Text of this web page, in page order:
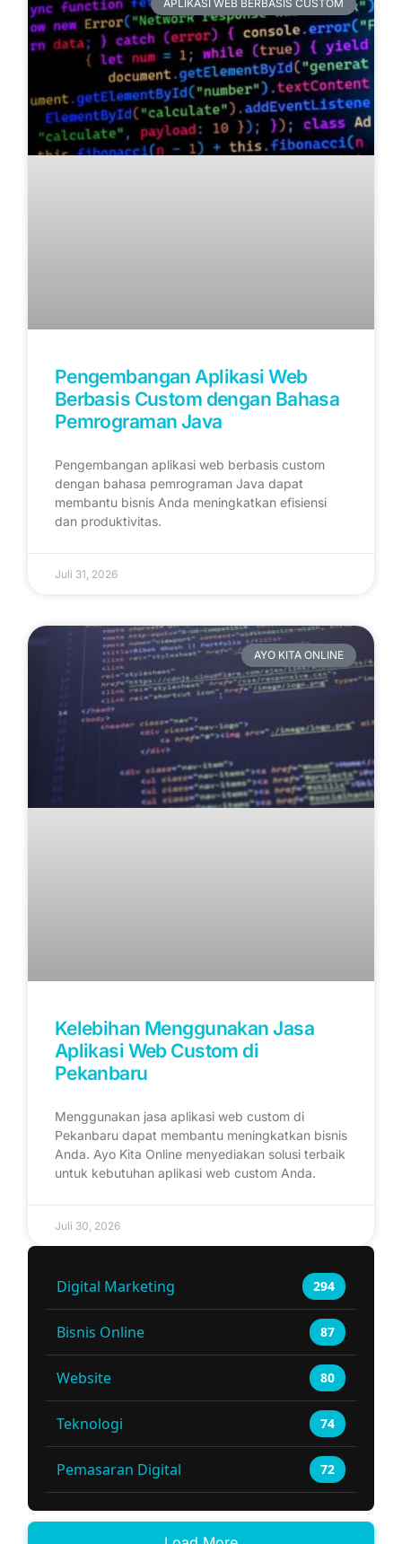
APLIKASI WEB BERBASIS CUSTOM
Pengembangan Aplikasi Web
Berbasis Custom dengan Bahasa
Pemrograman Java
Pengembangan aplikasi web berbasis custom
dengan bahasa pemrograman Java dapat
membantu bisnis Anda meningkatkan efisiensi
dan produktivitas.
Juli 31, 2026
AYO KITA ONLINE
Kelebihan Menggunakan Jasa
Aplikasi Web Custom di
Pekanbaru
Menggunakan jasa aplikasi web custom di
Pekanbaru dapat membantu meningkatkan bisnis
Anda. Ayo Kita Online menyediakan solusi terbaik
untuk kebutuhan aplikasi web custom Anda.
Juli 30, 2026
Digital Marketing 294
Bisnis Online 87
Website 80
Teknologi 74
Pemasaran Digital 72